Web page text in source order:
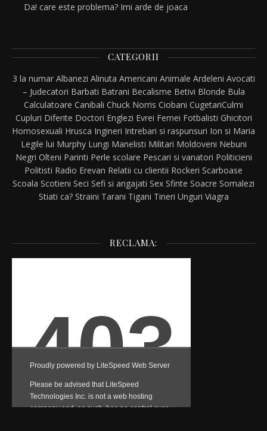
Da! care este problema? Imi arde de joaca
CATEGORII
3 la numar Albanezi Alinuta Americani Animale Ardeleni Avocati
– Judecatori Barbati Batrani Becalisme Betivi Blonde Bula
Calculatoare Canibali Chuck Norris Ciobani CugetariCulmi
Cupluri Diferite Doctori Englezi Evrei Femei Fotbalisti Ghicitori
Homosexuali Hrusca Ingineri Intrebari si raspunsuri Ion si Maria
Legile lui Murphy Lungi Manelisti Militari Moldoveni Nebuni
Negri Olteni Parinti Perle scolare Pescari si vanatori Politicieni
Politisti Radio Erevan Relatii cu clientii Rockeri Scarboase
Scoala Scotieni Seci Sefi si angajati Sex Sfinte Soacre Somalezi
Stiati ca? Straini Tarani Tigani Tineri Unguri Viagra
RECLAMA: